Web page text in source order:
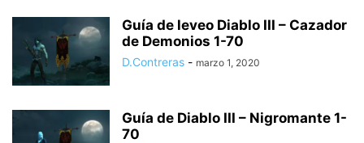
Guía de leveo Diablo III – Cazador
de Demonios 1-70
D.Contreras - marzo 1, 2020
Guía de Diablo III – Nigromante 1-
70